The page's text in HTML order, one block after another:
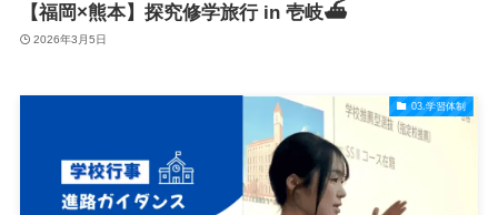
【福岡×熊本】探究修学旅行 in 壱岐⛴️
2026年3月5日
03.学習体制